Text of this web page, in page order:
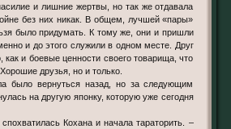
и лишние жертвы, но так же отдавала
без них никак. В общем, лучшей «пары»
было придумать. К тому же, они и пришли
и до этого служили в одном месте. Друг
как и боевые ценности своего товарища, что
друзья, но и только.
было вернуться назад, но за следующим
на другую японку, которую уже сегодня
Кохана и начала тараторить. –